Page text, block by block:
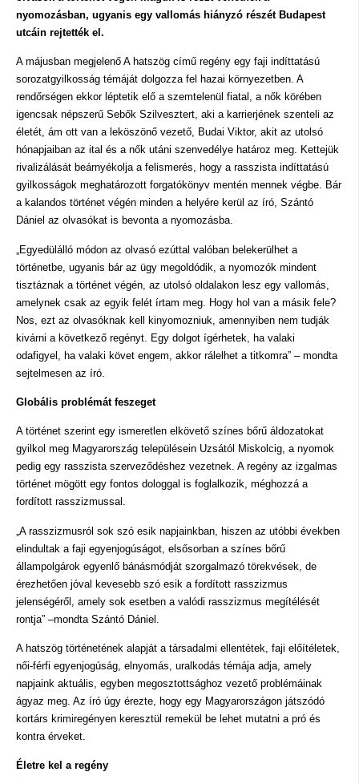
nyomozásban, ugyanis egy vallomás hiányzó részét Budapest
utcáin rejtették el.
A májusban megjelenő A hatszög című regény egy faji indíttatású
sorozatgyilkosság témáját dolgozza fel hazai környezetben. A
rendőrségen ekkor léptetik elő a szemtelenül fiatal, a nők körében
igencsak népszerű Sebők Szilvesztert, aki a karrierjének szenteli az
életét, ám ott van a leköszönő vezető, Budai Viktor, akit az utolsó
hónapjaiban az ital és a nők utáni szenvedélye határoz meg. Kettejük
rivalizálását beárnyékolja a felismerés, hogy a rasszista indíttatású
gyilkosságok meghatározott forgatókönyv mentén mennek végbe. Bár
a kalandos történet végén minden a helyére kerül az író, Szántó
Dániel az olvasókat is bevonta a nyomozásba.
„Egyedülálló módon az olvasó ezúttal valóban belekerülhet a
történetbe, ugyanis bár az ügy megoldódik, a nyomozók mindent
tisztáznak a történet végén, az utolsó oldalakon lesz egy vallomás,
amelynek csak az egyik felét írtam meg. Hogy hol van a másik fele?
Nos, ezt az olvasóknak kell kinyomozniuk, amennyiben nem tudják
kivárni a következő regényt. Egy dolgot ígérhetek, ha valaki
odafigyel, ha valaki követ engem, akkor rálelhet a titkomra” – mondta
sejtelmesen az író.
Globális problémát feszeget
A történet szerint egy ismeretlen elkövető színes bőrű áldozatokat
gyilkol meg Magyarország településein Uzsától Miskolcig, a nyomok
pedig egy rasszista szerveződéshez vezetnek. A regény az izgalmas
történet mögött egy fontos dologgal is foglalkozik, méghozzá a
fordított rasszizmussal.
„A rasszizmusról sok szó esik napjainkban, hiszen az utóbbi években
elindultak a faji egyenjogúságot, elsősorban a színes bőrű
állampolgárok egyenlő bánásmódját szorgalmazó törekvések, de
érezhetően jóval kevesebb szó esik a fordított rasszizmus
jelenségéről, amely sok esetben a valódi rasszizmus megítélését
rontja” –mondta Szántó Dániel.
A hatszög történetének alapját a társadalmi ellentétek, faji előítéletek,
női-férfi egyenjogúság, elnyomás, uralkodás témája adja, amely
napjaink aktuális, egyben megosztottsághoz vezető problémáinak
ágyaz meg. Az író úgy érezte, hogy egy Magyarországon játszódó
kortárs krimiregényen keresztül remekül be lehet mutatni a pró és
kontra érveket.
Életre kel a regény